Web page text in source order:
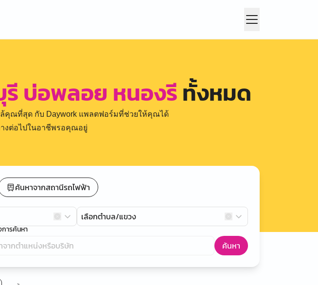
บ่อพลอย หนองรีทั้งหมด
ณที่สุด กับ Daywork แพลตฟอร์มที่ช่วยให้คุณได้
างต่อไปในอาชีพรอคุณอยู่
ค้นหาจากสถานีรถไฟฟ้า
เลือกตำบล/แขวง
ารค้นหา
ค้นหา